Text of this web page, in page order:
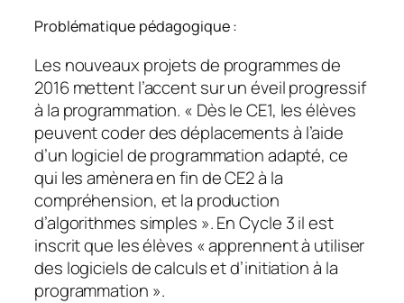
Problématique pédagogique :
Les nouveaux projets de programmes de
2016 mettent l’accent sur un éveil progressif
à la programmation. « Dès le CE1, les élèves
peuvent coder des déplacements à l’aide
d’un logiciel de programmation adapté, ce
qui les amènera en fin de CE2 à la
compréhension, et la production
d’algorithmes simples ». En Cycle 3 il est
inscrit que les élèves « apprennent à utiliser
des logiciels de calculs et d’initiation à la
programmation ».